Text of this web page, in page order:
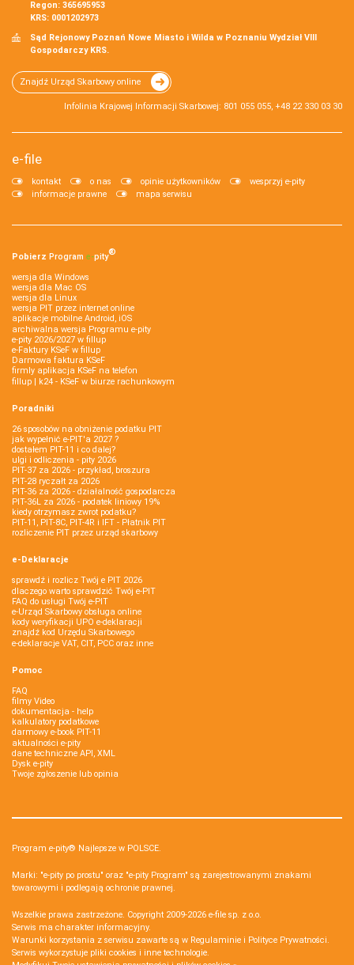
Regon: 365695953
KRS: 0001202973
Sąd Rejonowy Poznań Nowe Miasto i Wilda w Poznaniu Wydział VIII
Gospodarczy KRS.
Znajdź Urząd Skarbowy online
Infolinia Krajowej Informacji Skarbowej: 801 055 055, +48 22 330 03 30
e-file
kontakt o nas opinie użytkowników
wesprzyj e-pity
informacje prawne
mapa serwisu
Pobierz Program e‑pity®
wersja dla Windows
wersja dla Mac OS
wersja dla Linux
wersja PIT przez internet online
aplikacje mobilne Android, iOS
archiwalna wersja Programu e-pity
e-pity 2026/2027 w fillup
e‑Faktury KSeF w fillup
Darmowa faktura KSeF
firmly aplikacja KSeF na telefon
fillup | k24 - KSeF w biurze rachunkowym
Poradniki
26 sposobów na obniżenie podatku PIT
jak wypełnić e-PIT'a 2027 ?
dostałem PIT-11 i co dalej?
ulgi i odliczenia - pity 2026
PIT-37 za 2026 - przykład, broszura
PIT-28 ryczałt za 2026
PIT-36 za 2026 - działalność gospodarcza
PIT-36L za 2026 - podatek liniowy 19%
kiedy otrzymasz zwrot podatku?
PIT-11, PIT-8C, PIT-4R i IFT - Płatnik PIT
rozliczenie PIT przez urząd skarbowy
e-Deklaracje
sprawdź i rozlicz Twój e PIT 2026
dlaczego warto sprawdzić Twój e-PIT
FAQ do usługi Twój e-PIT
e-Urząd Skarbowy obsługa online
kody weryfikacji UPO e-deklaracji
znajdź kod Urzędu Skarbowego
e-deklaracje VAT, CIT, PCC oraz inne
Pomoc
FAQ
filmy Video
dokumentacja - help
kalkulatory podatkowe
darmowy e-book PIT-11
aktualności e-pity
dane techniczne API, XML
Dysk e-pity
Twoje zgłoszenie lub opinia
Program e-pity® Najlepsze w POLSCE.
Marki: "e-pity po prostu" oraz "e-pity Program" są zarejestrowanymi znakami
towarowymi i podlegają ochronie prawnej.
Wszelkie prawa zastrzeżone. Copyright 2009-2026 e-file sp. z o.o.
Serwis ma charakter informacyjny.
Warunki korzystania z serwisu zawarte są w Regulaminie i Polityce Prywatności.
Serwis wykorzystuje pliki cookies i inne technologie.